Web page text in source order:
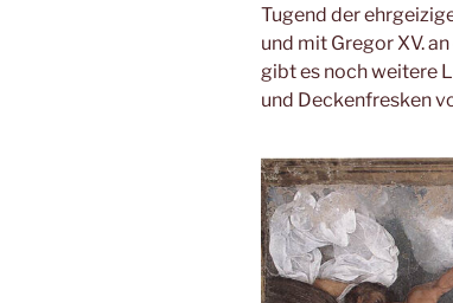
Tugend der
und mit Gregor XV.
gibt es noch weitere
und Deckenfresken